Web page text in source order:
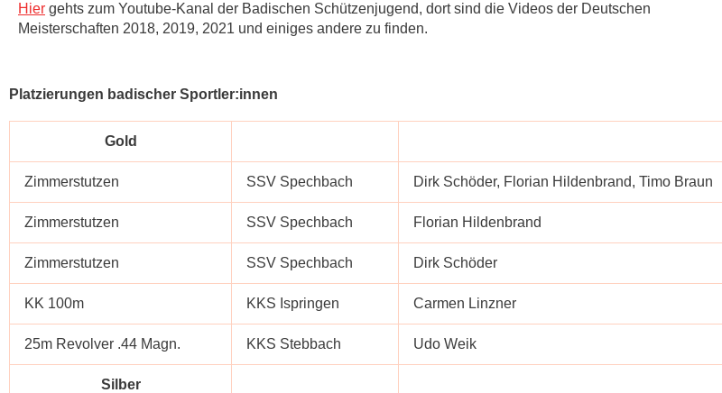
Hier gehts zum Youtube-Kanal der Badischen Schützenjugend, dort sind die Videos der Deutschen
Meisterschaften 2018, 2019, 2021 und einiges andere zu finden.
Platzierungen badischer Sportler:innen
Gold
Zimmerstutzen SSV Spechbach Dirk Schöder, Florian Hildenbrand, Timo Braun
Zimmerstutzen SSV Spechbach Florian Hildenbrand
Zimmerstutzen SSV Spechbach Dirk Schöder
KK 100m KKS Ispringen Carmen Linzner
25m Revolver .44 Magn. KKS Stebbach Udo Weik
Silber